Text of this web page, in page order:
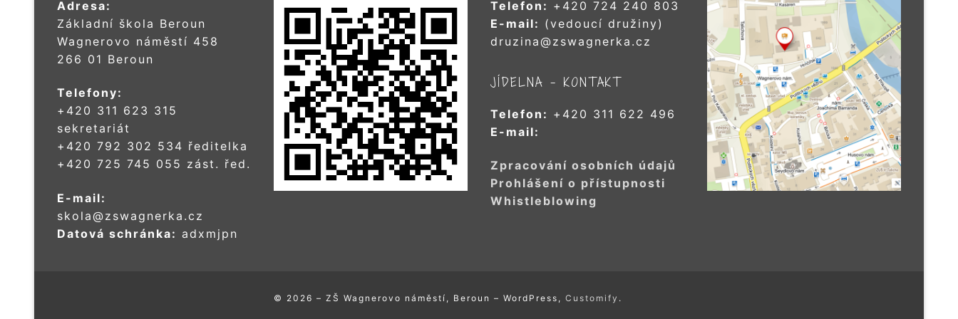
Adresa:
Základní škola Beroun
Wagnerovo náměstí 458
266 01 Beroun
Telefony:
+420 311 623 315
sekretariát
+420 792 302 534 ředitelka
+420 725 745 055 zást. řed.
E-mail:
skola@zswagnerka.cz
Datová schránka: adxmjpn
Telefon: +420 724 240 803
E-mail: (vedoucí družiny)
druzina@zswagnerka.cz
JÍDELNA – KONTAKT
Telefon: +420 311 622 496
E-mail:
Zpracování osobních údajů
Prohlášení o přístupnosti
Whistleblowing
© 2026 – ZŠ Wagnerovo náměstí, Beroun – WordPress, Customify .